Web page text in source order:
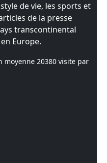
de vie, les sports et
de la presse
transcontinental
Europe.
moyenne 20380 visite par